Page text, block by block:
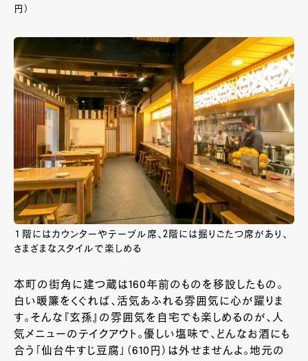
円）
１階にはカウンターやテーブル席、2階には掘りごたつ席があり、
さまざまなスタイルで楽しめる
本町の街角に建つ蔵は160年前のものを移設したもの。
白い暖簾をくぐれば、活気あふれる雰囲気に心が躍りま
す。そんな『玄孫』の雰囲気を自宅でも楽しめるのが、人
気メニューのテイクアウト。優しい塩味で、どんなお酒にも
合う「仙台牛すじ豆腐」（610円）は外せませんよ。地元の